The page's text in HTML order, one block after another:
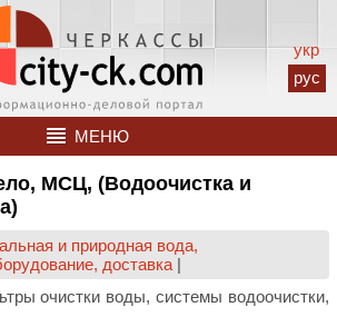
укр
рус
МЕНЮ
МСЦ, (Водоочистка и
и природная вода,
доставка |
очистки воды, системы водоочистки,